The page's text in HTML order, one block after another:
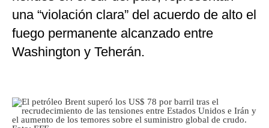
una “violación clara” del acuerdo de alto el
fuego permanente alcanzado entre
Washington y Teherán.